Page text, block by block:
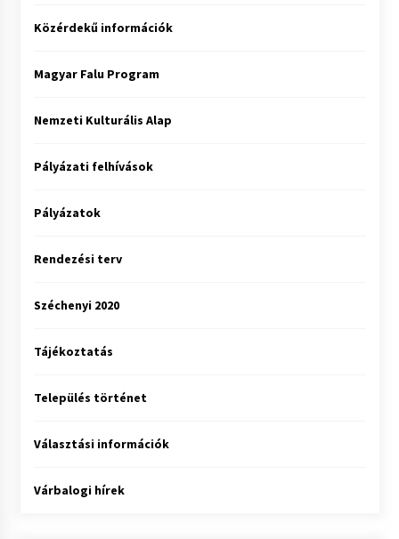
Közérdekű információk
Magyar Falu Program
Nemzeti Kulturális Alap
Pályázati felhívások
Pályázatok
Rendezési terv
Széchenyi 2020
Tájékoztatás
Település történet
Választási információk
Várbalogi hírek